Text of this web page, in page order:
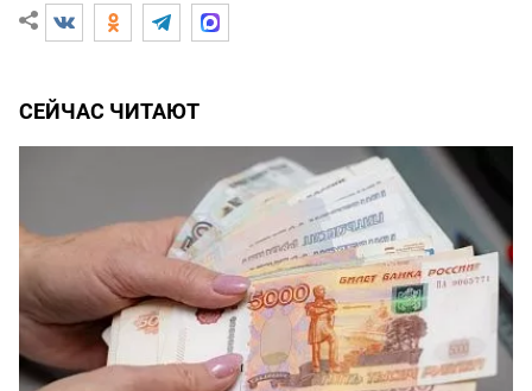
СЕЙЧАС ЧИТАЮТ